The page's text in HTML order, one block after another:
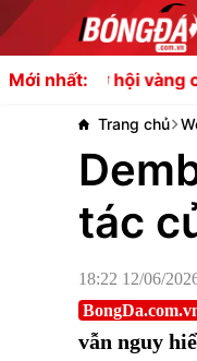
Mới nhất:
vàng cho dàn kép
Trang chủ
tác
18:22 12/06/
vẫn nguy